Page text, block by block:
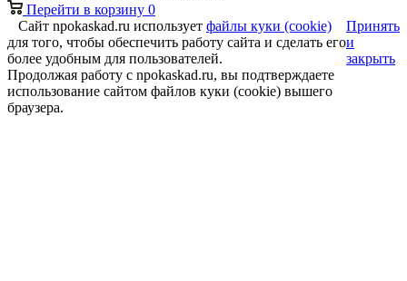
Перейти в корзину 0
Сайт npokaskad.ru использует файлы куки (cookie)
для того, чтобы обеспечить работу сайта и сделать его
более удобным для пользователей.
Продолжая работу с npokaskad.ru, вы подтверждаете
использование сайтом файлов куки (cookie) вышего
браузера.
Принять
и
закрыть